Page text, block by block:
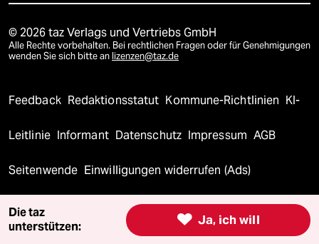
© 2026 taz Verlags und Vertriebs GmbH
Alle Rechte vorbehalten. Bei rechtlichen Fragen oder für Genehmigungen
wenden Sie sich bitte an lizenzen@taz.de
Feedback Redaktionsstatut Kommune-Richtlinien KI-
Leitlinie Informant Datenschutz Impressum AGB
Seitenwende Einwilligungen widerrufen (Ads)
 Ja, ich will
Die taz
unterstützen: